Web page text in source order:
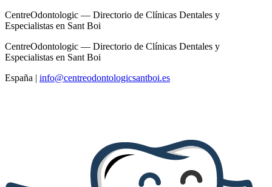
CentreOdontologic — Directorio de Clínicas Dentales y
Especialistas en Sant Boi
CentreOdontologic — Directorio de Clínicas Dentales y
Especialistas en Sant Boi
España | info@centreodontologicsantboi.es